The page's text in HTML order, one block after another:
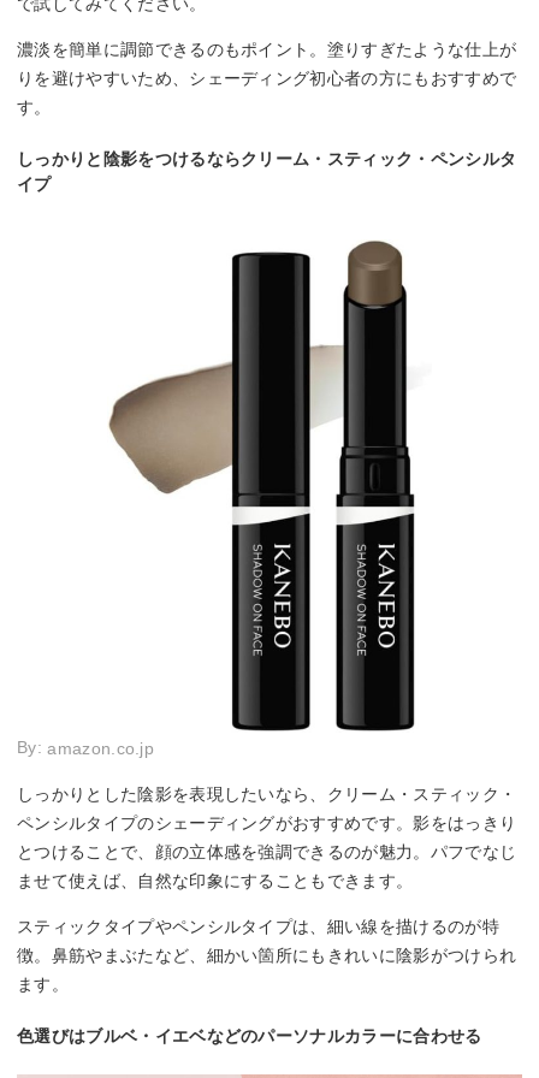
濃淡を簡単に調節できるのもポイント。塗りすぎたような仕上が
りを避けやすいため、シェーディング初心者の方にもおすすめで
す。
しっかりと陰影をつけるならクリーム・スティック・ペンシルタ
イプ
By:amazon.co.jp
しっかりとした陰影を表現したいなら、クリーム・スティック・
ペンシルタイプのシェーディングがおすすめです。影をはっきり
とつけることで、顔の立体感を強調できるのが魅力。パフでなじ
ませて使えば、自然な印象にすることもできます。
スティックタイプやペンシルタイプは、細い線を描けるのが特
徴。鼻筋やまぶたなど、細かい箇所にもきれいに陰影がつけられ
ます。
色選びはブルベ・イエベなどのパーソナルカラーに合わせる